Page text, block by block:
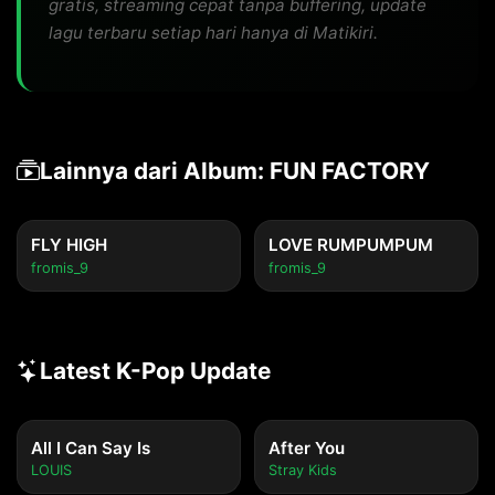
gratis, streaming cepat tanpa buffering, update
lagu terbaru setiap hari hanya di Matikiri.
Lainnya dari Album: FUN FACTORY
FLY HIGH
fromis_9
LOVE RUMPUMPUM
fromis_9
Latest K-Pop Update
All I Can Say Is
LOUIS
After You
Stray Kids